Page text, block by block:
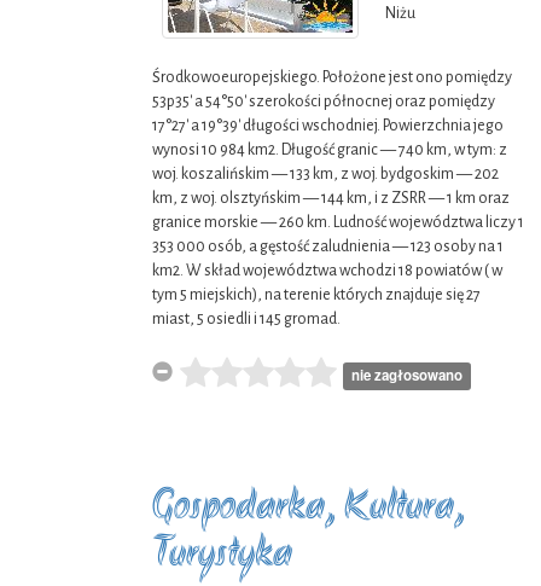
Niżu
Środkowoeuropejskiego. Położone jest ono pomiędzy
53p35' a 54°50' szerokości północnej oraz pomiędzy
17°27' a 19°39' długości wschodniej. Powierzchnia jego
wynosi 10 984 km2. Długość granic — 740 km, w tym: z
woj. koszalińskim — 133 km, z woj. bydgoskim — 202
km, z woj. olsztyńskim — 144 km, i z ZSRR — 1 km oraz
granice morskie — 260 km. Ludność województwa liczy 1
353 000 osób, a gęstość zaludnienia — 123 osoby na 1
km2. W skład województwa wchodzi 18 powiatów ( w
tym 5 miejskich), na terenie których znajduje się 27
miast, 5 osiedli i 145 gromad.
nie zagłosowano
Gospodarka, Kultura,
Turystyka